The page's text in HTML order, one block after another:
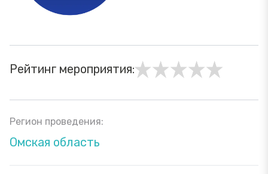
Рейтинг мероприятия:
Регион проведения:
Омская область